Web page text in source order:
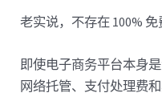
老实说，不存在 100% 免
即使电子商务平台本身
网络托管、支付处理费和